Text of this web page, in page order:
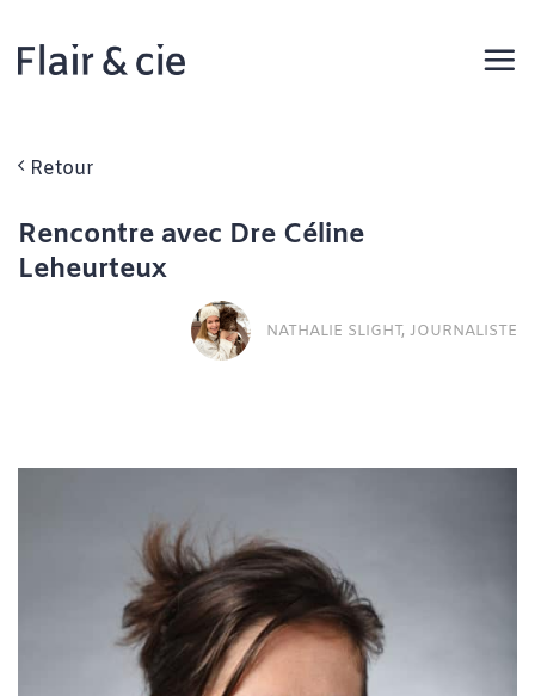
contenu
Retour
Rencontre avec Dre Céline
Leheurteux
NATHALIE SLIGHT, JOURNALISTE